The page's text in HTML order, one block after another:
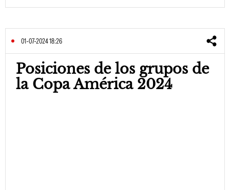
01-07-2024 18:26
Posiciones de los grupos de
la Copa América 2024